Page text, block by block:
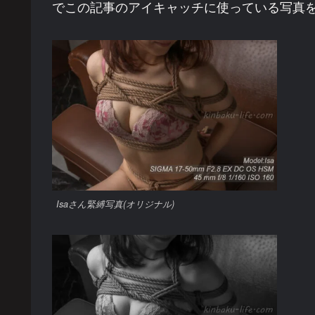
でこの記事のアイキャッチに使っている写真
Isaさん緊縛写真(オリジナル)